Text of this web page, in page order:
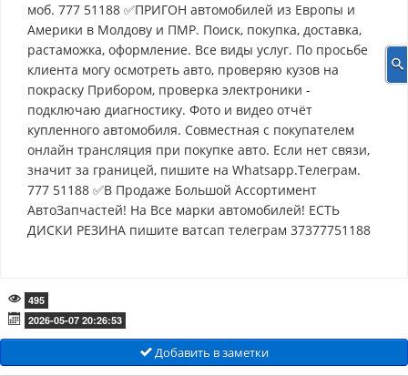
моб. 777 51188 ✅ПРИГОН автомобилей из Европы и
Америки в Молдову и ПМР. Поиск, покупка, доставка,
растаможка, оформление. Все виды услуг. По просьбе
клиента могу осмотреть авто, проверяю кузов на
покраску Прибором, проверка электроники -
подключаю диагностику. Фото и видео отчёт
купленного автомобиля. Совместная с покупателем
онлайн трансляция при покупке авто. Если нет связи,
значит за границей, пишите на Whatsapp.Телеграм.
777 51188 ✅В Продаже Большой Ассортимент
АвтоЗапчастей! На Все марки автомобилей! ЕСТЬ
ДИСКИ РЕЗИНА пишите ватсап телеграм 37377751188
495
2026-05-07 20:26:53
Добавить в заметки